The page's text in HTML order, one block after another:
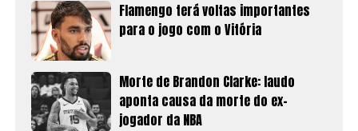
Flamengo terá voltas importantes
para o jogo com o Vitória
Morte de Brandon Clarke: laudo
aponta causa da morte do ex-
jogador da NBA